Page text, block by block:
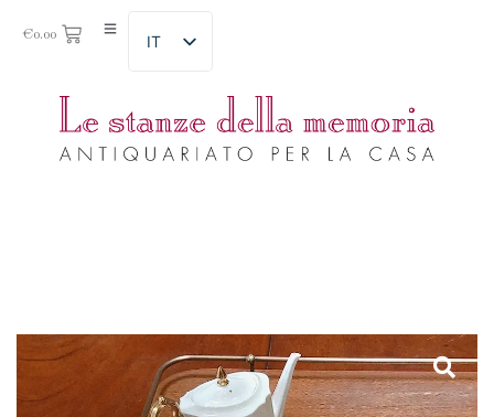
€0.00 IT